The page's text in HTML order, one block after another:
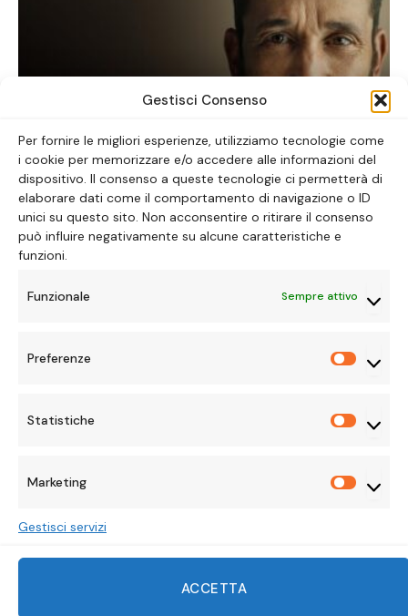
Gestisci Consenso
Per fornire le migliori esperienze, utilizziamo tecnologie come
i cookie per memorizzare e/o accedere alle informazioni del
dispositivo. Il consenso a queste tecnologie ci permetterà di
elaborare dati come il comportamento di navigazione o ID
unici su questo sito. Non acconsentire o ritirare il consenso
può influire negativamente su alcune caratteristiche e
funzioni.
Funzionale Sempre attivo
Preferenze
Statistiche
Marketing
Gestisci servizi
ACCETTA
The Pitt: la serie tv da vedere ora
ALICE LAVORATTI 30 GENNAIO 2026
InstagramPinterestMastodon